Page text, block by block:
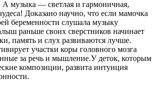
А музыка — светлая и гармоничная,
Доказано научно, что если мамочка
беременности слушала музыку
раньше своих сверстников начинает
память и слух развиваются лучше.
участки коры головного мозга
за речь и мышление.У деток, которым
композиции, развита интуиция